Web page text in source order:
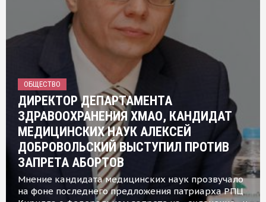
ОБЩЕСТВО
ДИРЕКТОР ДЕПАРТАМЕНТА
ЗДРАВООХРАНЕНИЯ ХМАО, КАНДИДАТ
МЕДИЦИНСКИХ НАУК АЛЕКСЕЙ
ДОБРОВОЛЬСКИЙ ВЫСТУПИЛ ПРОТИВ
ЗАПРЕТА АБОРТОВ
Мнение кандидата медицинских наук прозвучало
на фоне последнего предложения патриарха РПЦ